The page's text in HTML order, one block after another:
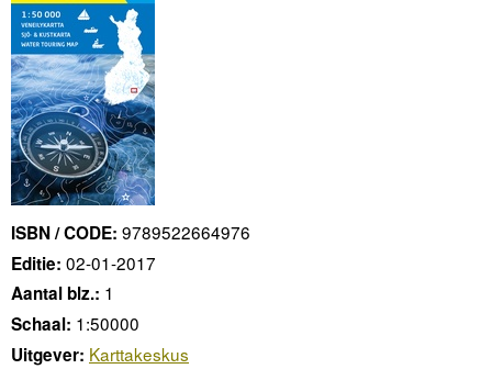
ISBN / CODE: 9789522664976
Editie: 02-01-2017
Aantal blz.: 1
Schaal: 1:50000
Uitgever: Karttakeskus